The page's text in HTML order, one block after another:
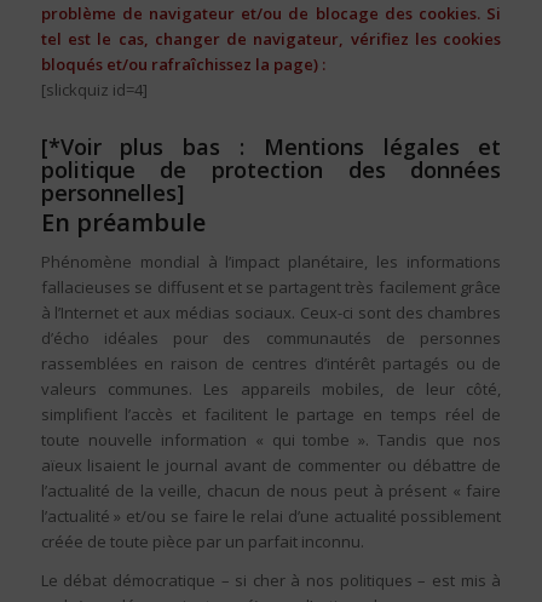
problème de navigateur et/ou de blocage des cookies. Si
tel est le cas, changer de navigateur, vérifiez les cookies
bloqués et/ou rafraîchissez la page) :
[slickquiz id=4]
[*Voir plus bas : Mentions légales et
politique de protection des données
personnelles]
En préambule
Phénomène mondial à l’impact planétaire, les informations
fallacieuses se diffusent et se partagent très facilement grâce
à l’Internet et aux médias sociaux. Ceux-ci sont des chambres
d’écho idéales pour des communautés de personnes
rassemblées en raison de centres d’intérêt partagés ou de
valeurs communes. Les appareils mobiles, de leur côté,
simplifient l’accès et facilitent le partage en temps réel de
toute nouvelle information « qui tombe ». Tandis que nos
aïeux lisaient le journal avant de commenter ou débattre de
l’actualité de la veille, chacun de nous peut à présent « faire
l’actualité » et/ou se faire le relai d’une actualité possiblement
créée de toute pièce par un parfait inconnu.
Le débat démocratique – si cher à nos politiques – est mis à